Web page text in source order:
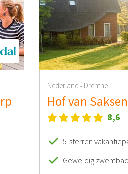
Nederland - Drenthe
Hof van Saksen
8,6
5-sterren
Geweldig